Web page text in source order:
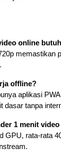
online
memastikan
offline?
aplikasi
dasar tanpa
1 menit
GPU, rata-rata